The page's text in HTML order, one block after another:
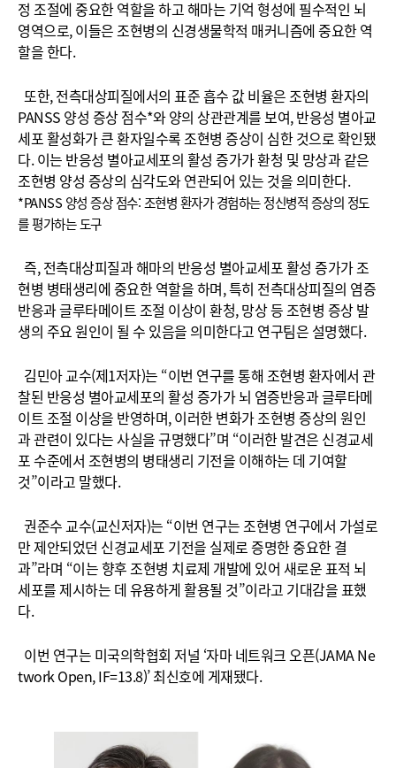
정 조절에 중요한 역할을 하고 해마는 기억 형성에 필수적인 뇌
영역으로, 이들은 조현병의 신경생물학적 매커니즘에 중요한 역
할을 한다.
또한, 전측대상피질에서의 표준 흡수 값 비율은 조현병 환자의
PANSS 양성 증상 점수*와 양의 상관관계를 보여, 반응성 별아교
세포 활성화가 큰 환자일수록 조현병 증상이 심한 것으로 확인됐
다. 이는 반응성 별아교세포의 활성 증가가 환청 및 망상과 같은
조현병 양성 증상의 심각도와 연관되어 있는 것을 의미한다.
*PANSS 양성 증상 점수: 조현병 환자가 경험하는 정신병적 증상의 정도
를 평가하는 도구
즉, 전측대상피질과 해마의 반응성 별아교세포 활성 증가가 조
현병 병태생리에 중요한 역할을 하며, 특히 전측대상피질의 염증
반응과 글루타메이트 조절 이상이 환청, 망상 등 조현병 증상 발
생의 주요 원인이 될 수 있음을 의미한다고 연구팀은 설명했다.
김민아 교수(제1저자)는 “이번 연구를 통해 조현병 환자에서 관
찰된 반응성 별아교세포의 활성 증가가 뇌 염증반응과 글루타메
이트 조절 이상을 반영하며, 이러한 변화가 조현병 증상의 원인
과 관련이 있다는 사실을 규명했다”며 “이러한 발견은 신경교세
포 수준에서 조현병의 병태생리 기전을 이해하는 데 기여할
것”이라고 말했다.
권준수 교수(교신저자)는 “이번 연구는 조현병 연구에서 가설로
만 제안되었던 신경교세포 기전을 실제로 증명한 중요한 결
과”라며 “이는 향후 조현병 치료제 개발에 있어 새로운 표적 뇌
세포를 제시하는 데 유용하게 활용될 것”이라고 기대감을 표했
다.
이번 연구는 미국의학협회 저널 ‘자마 네트워크 오픈(JAMA Ne
twork Open, IF=13.8)’ 최신호에 게재됐다.